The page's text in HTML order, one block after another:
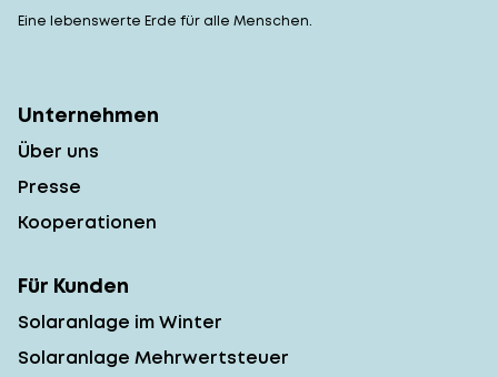
Eine lebenswerte Erde für alle Menschen.
Unternehmen
Über uns
Presse
Kooperationen
Für Kunden
Solaranlage im Winter
Solaranlage Mehrwertsteuer